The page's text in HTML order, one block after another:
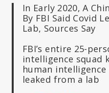
In Early 2020, A
By FBI Said Covid
Lab, Sources Say
FBI’s entire 25-
intelligence squad
human intelligence
leaked from a lab